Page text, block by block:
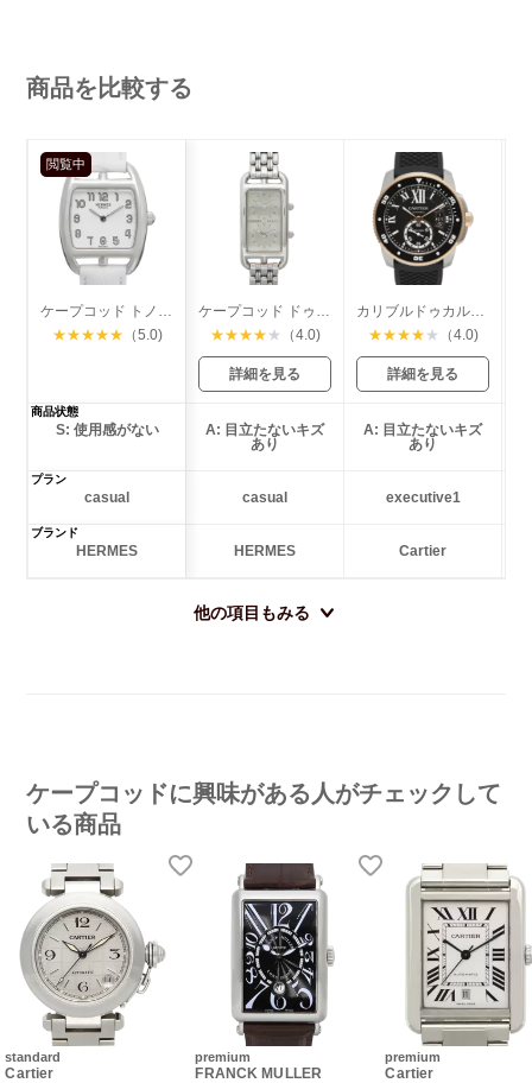
商品を比較する
閲覧中
ケープコッド トノー レディース
★★★★★ （5.0)
ケープコッド ドゥーゾーン
★★★★ ★ （4.0)
詳細を見る
カリブルドゥカルティエ ダイバー
★★★★ ★ （4.0)
詳細を見る
商品状態
S: 使用感がない
A: 目立たないキズ
あり
A: 目立たないキズ
あり
プラン
casual casual executive1
ブランド
HERMES HERMES Cartier
他の項目もみる
ケープコッドに興味がある人がチェックして
いる商品
standard
Cartier
premium
FRANCK MULLER
premium
Cartier